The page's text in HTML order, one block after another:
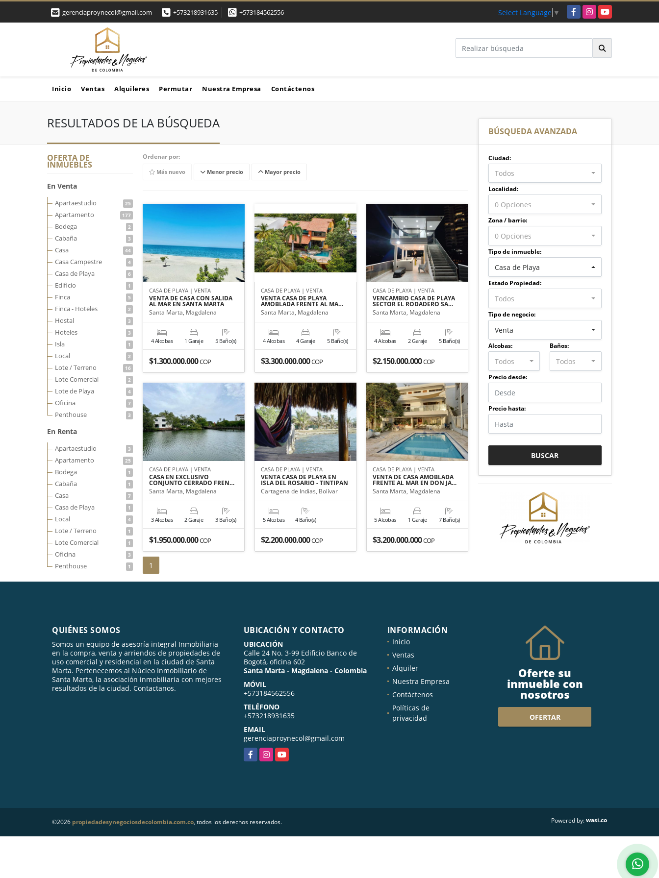
gerenciaproynecol@gmail.com +573218931635 +573184562556 Select Language ▼ FacebookInstagramYouTube
Inicio Ventas Alquileres Permutar Nuestra Empresa Contáctenos
RESULTADOS DE LA BÚSQUEDA
OFERTA DE
INMUEBLES
En Venta
Apartaestudio 25
Apartamento 177
Bodega 2
Cabaña 3
Casa 44
Casa Campestre 4
Casa de Playa 6
Edificio 1
Finca 5
Finca - Hoteles 2
Hostal 3
Hoteles 3
Isla 1
Local 2
Lote / Terreno 16
Lote Comercial 2
Lote de Playa 4
Oficina 7
Penthouse 3
En Renta
Apartaestudio 3
Apartamento 25
Bodega 1
Cabaña 1
Casa 7
Casa de Playa 1
Local 4
Lote / Terreno 1
Lote Comercial 1
Oficina 3
Penthouse 1
Ordenar por:
Más nuevo Menor precio Mayor precio
CASA DE PLAYA | VENTA
VENTA DE CASA CON SALIDA
AL MAR EN SANTA MARTA
Santa Marta, Magdalena
4 Alcobas 1 Garaje 5 Baño(s)
$1.300.000.000COP
CASA DE PLAYA | VENTA
VENTA CASA DE PLAYA
AMOBLADA FRENTE AL MA…
Santa Marta, Magdalena
4 Alcobas 4 Garaje 5 Baño(s)
$3.300.000.000COP
CASA DE PLAYA | VENTA
VENCAMBIO CASA DE PLAYA
SECTOR EL RODADERO SA…
Santa Marta, Magdalena
4 Alcobas 2 Garaje 5 Baño(s)
$2.150.000.000COP
CASA DE PLAYA | VENTA
CASA EN EXCLUSIVO
CONJUNTO CERRADO FREN…
Santa Marta, Magdalena
3 Alcobas 2 Garaje 3 Baño(s)
$1.950.000.000COP
CASA DE PLAYA | VENTA
VENTA CASA DE PLAYA EN
ISLA DEL ROSARIO - TINTIPAN
Cartagena de Indias, Bolívar
5 Alcobas 4 Baño(s)
$2.200.000.000COP
CASA DE PLAYA | VENTA
VENTA DE CASA AMOBLADA
FRENTE AL MAR EN DON JA…
Santa Marta, Magdalena
5 Alcobas 1 Garaje 7 Baño(s)
$3.200.000.000COP
1
BÚSQUEDA AVANZADA
Ciudad:
Todos
Localidad:
0 Opciones
Zona / barrio:
0 Opciones
Tipo de inmueble:
Casa de Playa
Estado Propiedad:
Todos
Tipo de negocio:
Venta
Alcobas:
Todos
Baños:
Todos
Precio desde:
Precio hasta:
BUSCAR
QUIÉNES SOMOS
Somos un equipo de asesoría integral Inmobiliaria
en la compra, venta y arriendos de propiedades de
uso comercial y residencial en la ciudad de Santa
Marta. Pertenecemos al Núcleo Inmobiliario de
Santa Marta, la asociación inmobiliaria con mejores
resultados de la ciudad. Contactanos.
UBICACIÓN Y CONTACTO
UBICACIÓN
Calle 24 No. 3-99 Edificio Banco de
Bogotá, oficina 602
Santa Marta - Magdalena - Colombia
MÓVIL
+573184562556
TELÉFONO
+573218931635
EMAIL
gerenciaproynecol@gmail.com
FacebookInstagramYouTube
INFORMACIÓN
Inicio
Ventas
Alquiler
Nuestra Empresa
Contáctenos
Políticas de
privacidad
Oferte su
inmueble con
nosotros
OFERTAR
©2026 propiedadesynegociosdecolombia.com.co, todos los derechos reservados. Powered by:wasi.co